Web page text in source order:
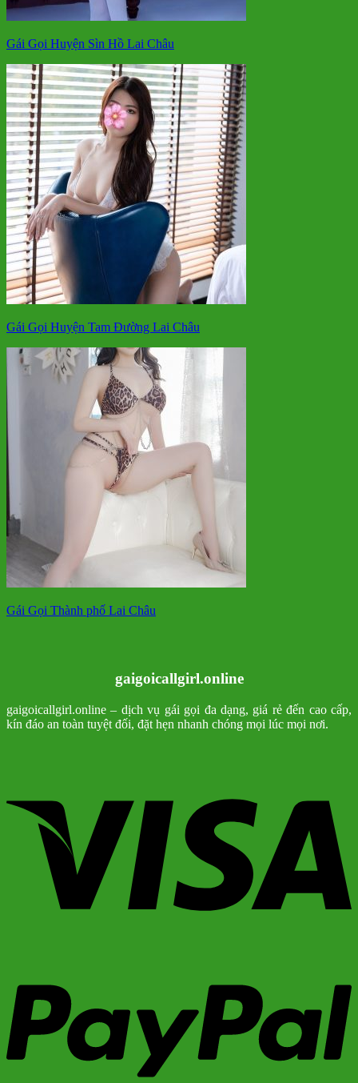
Gái Gọi Huyện Sìn Hồ Lai Châu
Gái Gọi Huyện Tam Đường Lai Châu
Gái Gọi Thành phố Lai Châu
gaigoicallgirl.online
gaigoicallgirl.online – dịch vụ gái gọi đa dạng, giá rẻ đến cao cấp,
kín đáo an toàn tuyệt đối, đặt hẹn nhanh chóng mọi lúc mọi nơi.